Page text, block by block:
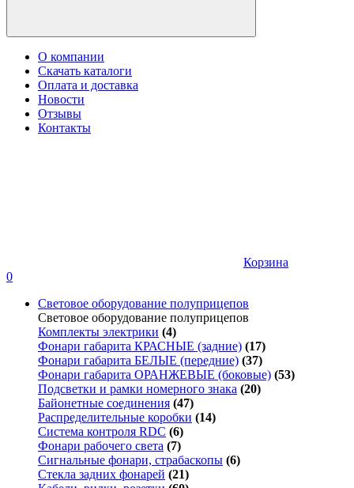
О компании
Скачать каталоги
Оплата и доставка
Новости
Отзывы
Контакты
Корзина
0
Световое оборудование полуприцепов
Световое оборудование полуприцепов
Комплекты электрики (4)
Фонари габарита КРАСНЫЕ (задние) (17)
Фонари габарита БЕЛЫЕ (передние) (37)
Фонари габарита ОРАНЖЕВЫЕ (боковые) (53)
Подсветки и рамки номерного знака (20)
Байонетные соединения (47)
Распределительные коробки (14)
Система контроля RDC (6)
Фонари рабочего света (7)
Сигнальные фонари, страбаскопы (6)
Стекла задних фонарей (21)